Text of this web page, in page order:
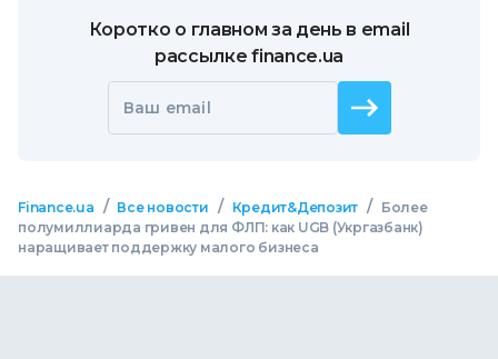
Коротко о главном за день в email
рассылке finance.ua
Ваш email
Finance.ua / Все новости / Кредит&Депозит /
Более
полумиллиарда гривен для ФЛП: как UGB (Укргазбанк)
наращивает поддержку малого бизнеса